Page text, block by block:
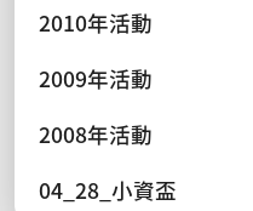
2010年活動
2009年活動
2008年活動
04_28_小資盃